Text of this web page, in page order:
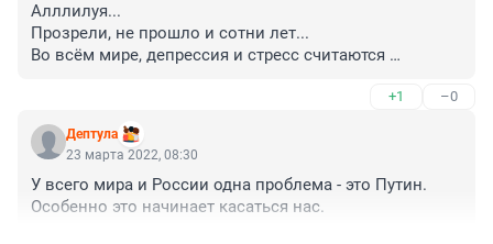
Алллилуя...
Прозрели, не прошло и сотни лет...
Во всём мире, депрессия и стресс считаются
онкологии, и только в СССР, а потом и России их
считали чем-то несущественным, и даже на насморк
обращали больше внимания.
Позор.
+1 –0
Дептулa
23 марта 2022, 08:30
У всего мира и России одна проблема - это Путин.
Особенно это начинает касаться нас.